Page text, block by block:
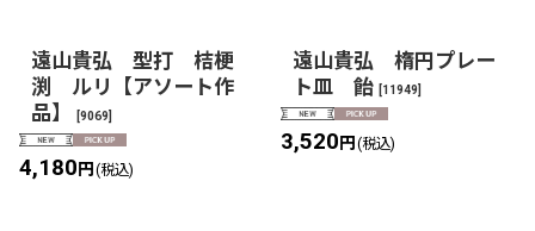
遠山貴弘 型打 桔梗
渕 ルリ【アソート作
品】
[9069]
4,180円 (税込)
遠山貴弘 楕円プレー
ト皿 飴 [11949]
3,520円 (税込)